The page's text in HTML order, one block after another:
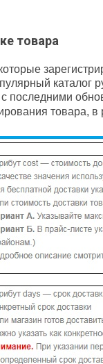
товара
каталог
с последними
товара,